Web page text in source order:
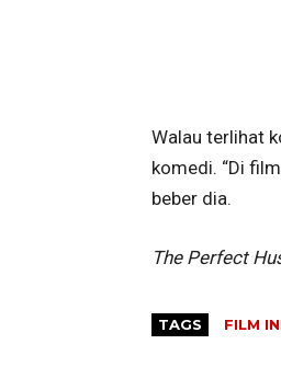
Walau terlihat
komedi. “Di
beber dia.
The Perfect
TAGS FILM